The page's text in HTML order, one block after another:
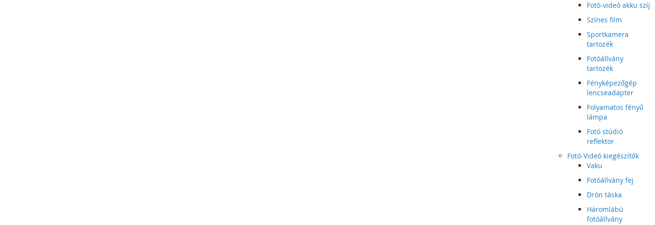
Fotó-videó akku szíj
Színes film
Sportkamera
tartozék
Fotóállvány
tartozék
Fényképezőgép
lencseadapter
Folyamatos fényű
lámpa
Fotó stúdió
reflektor
Fotó-Videó kiegészítők
Vaku
Fotóállvány fej
Drón táska
Háromlábú
fotóállvány